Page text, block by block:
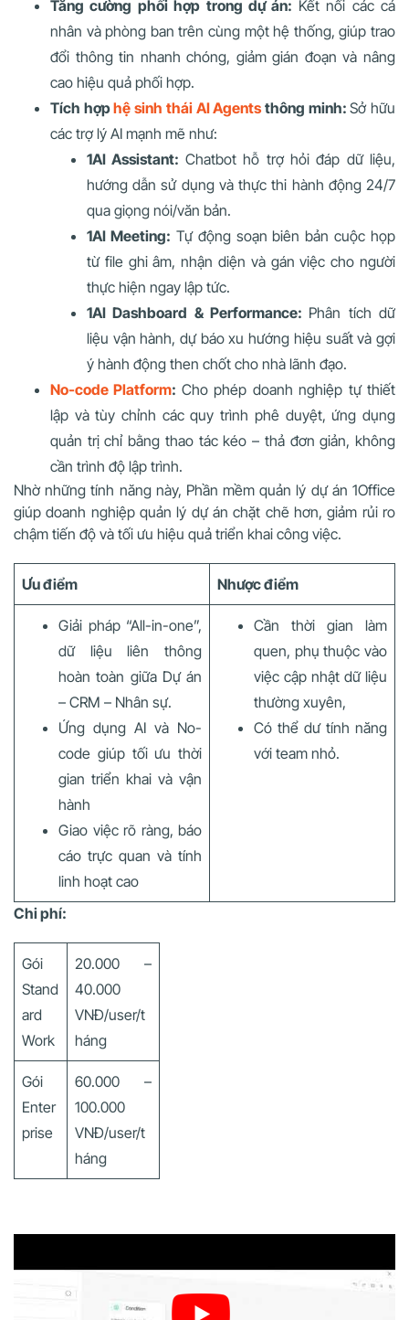
Tăng cường phối hợp trong dự án: Kết nối các cá
nhân và phòng ban trên cùng một hệ thống, giúp trao
đổi thông tin nhanh chóng, giảm gián đoạn và nâng
cao hiệu quả phối hợp.
Tích hợphệ sinh thái AI Agentsthông minh:Sở hữu
các trợ lý AI mạnh mẽ như:
1AI Assistant: Chatbot hỗ trợ hỏi đáp dữ liệu,
hướng dẫn sử dụng và thực thi hành động 24/7
qua giọng nói/văn bản.
1AI Meeting: Tự động soạn biên bản cuộc họp
từ file ghi âm, nhận diện và gán việc cho người
thực hiện ngay lập tức.
1AI Dashboard & Performance: Phân tích dữ
liệu vận hành, dự báo xu hướng hiệu suất và gợi
ý hành động then chốt cho nhà lãnh đạo.
No-code Platform: Cho phép doanh nghiệp tự thiết
lập và tùy chỉnh các quy trình phê duyệt, ứng dụng
quản trị chỉ bằng thao tác kéo – thả đơn giản, không
cần trình độ lập trình.
Nhờ những tính năng này, Phần mềm quản lý dự án 1Office
giúp doanh nghiệp quản lý dự án chặt chẽ hơn, giảm rủi ro
chậm tiến độ và tối ưu hiệu quả triển khai công việc.
Ưu điểm Nhược điểm
Giải pháp “All-in-one”,
dữ liệu liên thông
hoàn toàn giữa Dự án
– CRM – Nhân sự.
Ứng dụng AI và No-
code giúp tối ưu thời
gian triển khai và vận
hành
Giao việc rõ ràng, báo
cáo trực quan và tính
linh hoạt cao
Cần thời gian làm
quen, phụ thuộc vào
việc cập nhật dữ liệu
thường xuyên,
Có thể dư tính năng
với team nhỏ.
Chi phí:
Gói
Stand
ard
Work
20.000 –
40.000
VNĐ/user/t
háng
Gói
Enter
prise
60.000 –
100.000
VNĐ/user/t
háng